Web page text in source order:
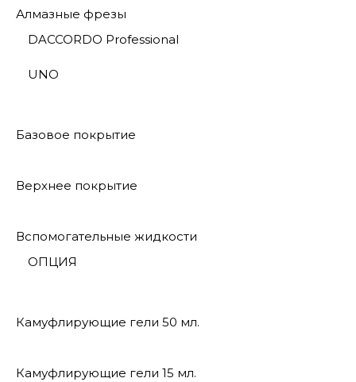
Алмазные фрезы
DACCORDO Professional
UNO
Базовое покрытие
Верхнее покрытие
Вспомогательные жидкости
ОПЦИЯ
Камуфлирующие гели 50 мл.
Камуфлирующие гели 15 мл.